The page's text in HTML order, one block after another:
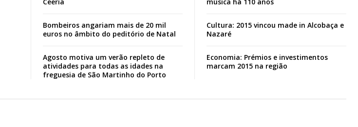
Ceeria
Bombeiros angariam mais de 20 mil
euros no âmbito do peditório de Natal
Agosto motiva um verão repleto de
atividades para todas as idades na
freguesia de São Martinho do Porto
música há 110 anos
Cultura: 2015 vincou made in Alcobaça e
Nazaré
Economia: Prémios e investimentos
marcam 2015 na região